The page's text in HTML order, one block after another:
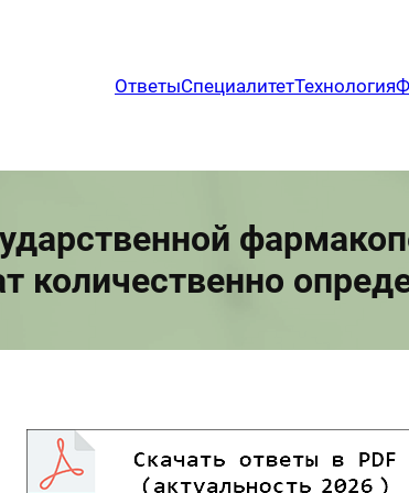
ОтветыСпециалитетТехнология
количественно